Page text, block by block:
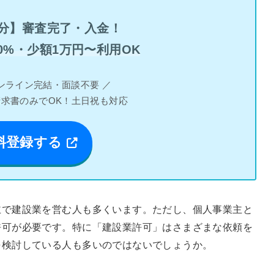
】審査完了・入金！
・少額1万円〜利用OK
ライン完結・面談不要 ／
書のみでOK！土日祝も対応
登録する
建設業を営む人も多くいます。ただし、個人事業主と
が必要です。特に「建設業許可」はさまざまな依頼を
討している人も多いのではないでしょうか。